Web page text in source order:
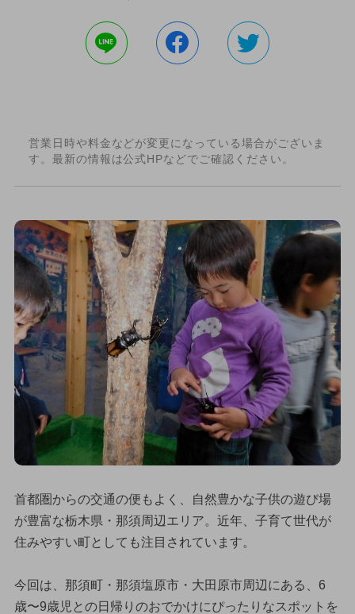
営業日時や料金などが変更になっている場合がございま
す。最新の情報は公式HPなどでご確認ください。
首都圏からの交通の便もよく、自然豊かな子供の遊び場
が豊富な栃木県・那須周辺エリア。近年、子育て世代が
住みやすい町としても注目されています。
今回は、那須町・那須塩原市・大田原市周辺にある、6
歳〜9歳児との日帰りのおでかけにぴったりなスポットを